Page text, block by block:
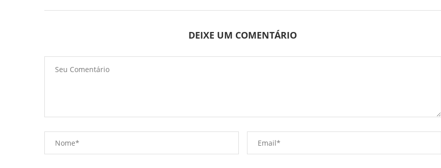
DEIXE UM COMENTÁRIO